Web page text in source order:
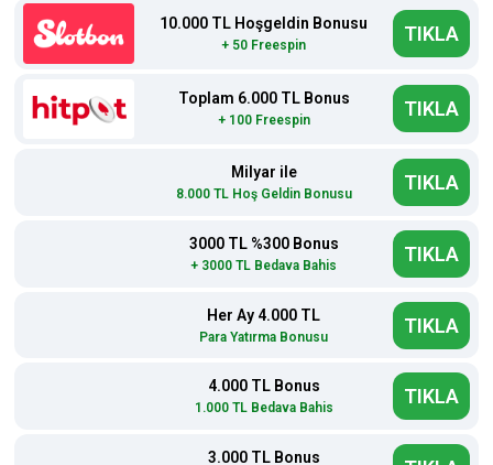
10.000 TL Hoşgeldin Bonusu
+ 50 Freespin TIKLA
Toplam 6.000 TL Bonus
+ 100 Freespin TIKLA
Milyar ile
8.000 TL Hoş Geldin Bonusu TIKLA
3000 TL %300 Bonus
+ 3000 TL Bedava Bahis TIKLA
Her Ay 4.000 TL
Para Yatırma Bonusu TIKLA
4.000 TL Bonus TIKLA